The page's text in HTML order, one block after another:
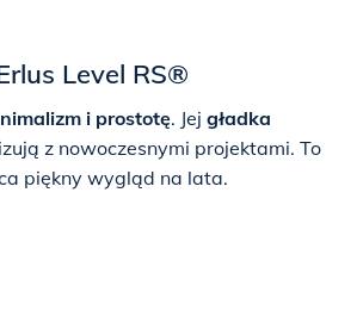
Level RS®
i prostotę. Jej gładka
z nowoczesnymi projektami. To
piękny wygląd na lata.